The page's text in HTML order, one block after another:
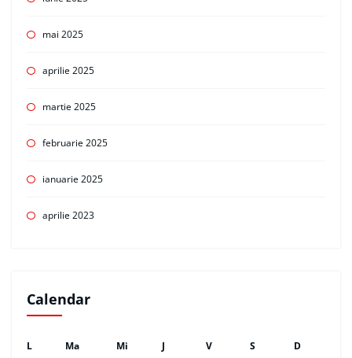
mai 2025
aprilie 2025
martie 2025
februarie 2025
ianuarie 2025
aprilie 2023
Calendar
L Ma Mi J V S
D